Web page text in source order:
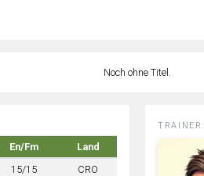
Noch ohne Titel.
En/Fm
Land
15/15 CRO
TRAINER: